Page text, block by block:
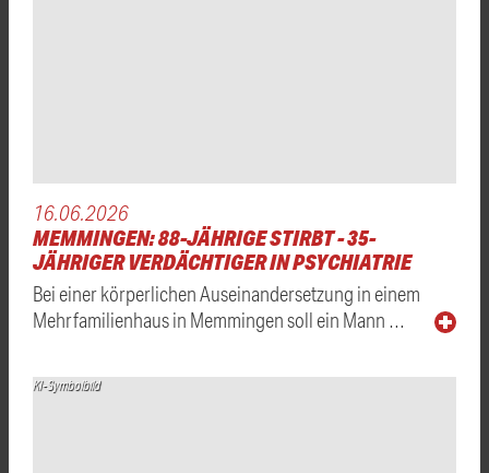
16.06.2026
MEMMINGEN: 88-JÄHRIGE STIRBT - 35-
JÄHRIGER VERDÄCHTIGER IN PSYCHIATRIE
Bei einer körperlichen Auseinandersetzung in einem
Mehrfamilienhaus in Memmingen soll ein Mann …
KI-Symbolbild